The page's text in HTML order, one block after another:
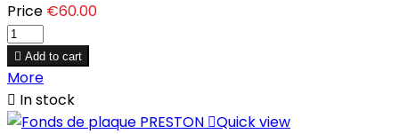
Price €60.00
 Add to cart
More
 In stock
Quick view